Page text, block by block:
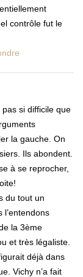
contrôle fut le
pas si difficile que
la gauche. On
Ils abondent.
à se reprocher,
du tout un
l’entendons
la 3ème
et très légaliste.
déjà dans
Vichy n’a fait